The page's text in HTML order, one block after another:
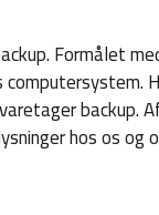
Formålet
backup.
hos os og